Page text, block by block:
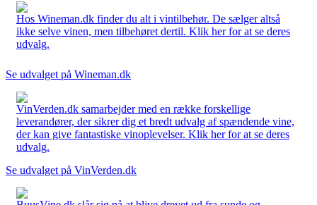
Hos Wineman.dk finder du alt i vintilbehør. De sælger altså
ikke selve vinen, men tilbehøret dertil. Klik her for at se deres
udvalg.
Se udvalget på Wineman.dk
VinVerden.dk samarbejder med en række forskellige
leverandører, der sikrer dig et bredt udvalg af spændende vine,
der kan give fantastiske vinoplevelser. Klik her for at se deres
udvalg.
Se udvalget på VinVerden.dk